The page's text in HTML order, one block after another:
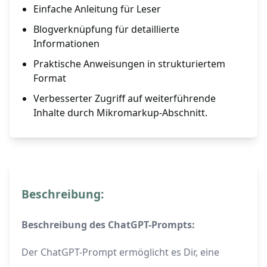
Einfache Anleitung für Leser
Blogverknüpfung für detaillierte
Informationen
Praktische Anweisungen in strukturiertem
Format
Verbesserter Zugriff auf weiterführende
Inhalte durch Mikromarkup-Abschnitt.
Beschreibung:
Beschreibung des ChatGPT-Prompts:
Der ChatGPT-Prompt ermöglicht es Dir, eine